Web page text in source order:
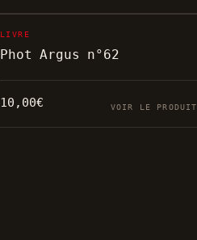
LIVRE
Phot Argus n°62
10,00€ VOIR LE PRODUIT